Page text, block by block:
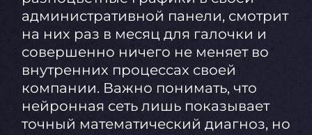
административной панели, смотрит
на них раз в месяц для галочки и
совершенно ничего не меняет во
внутренних процессах своей
компании. Важно понимать, что
нейронная сеть лишь показывает
точный математический диагноз, но